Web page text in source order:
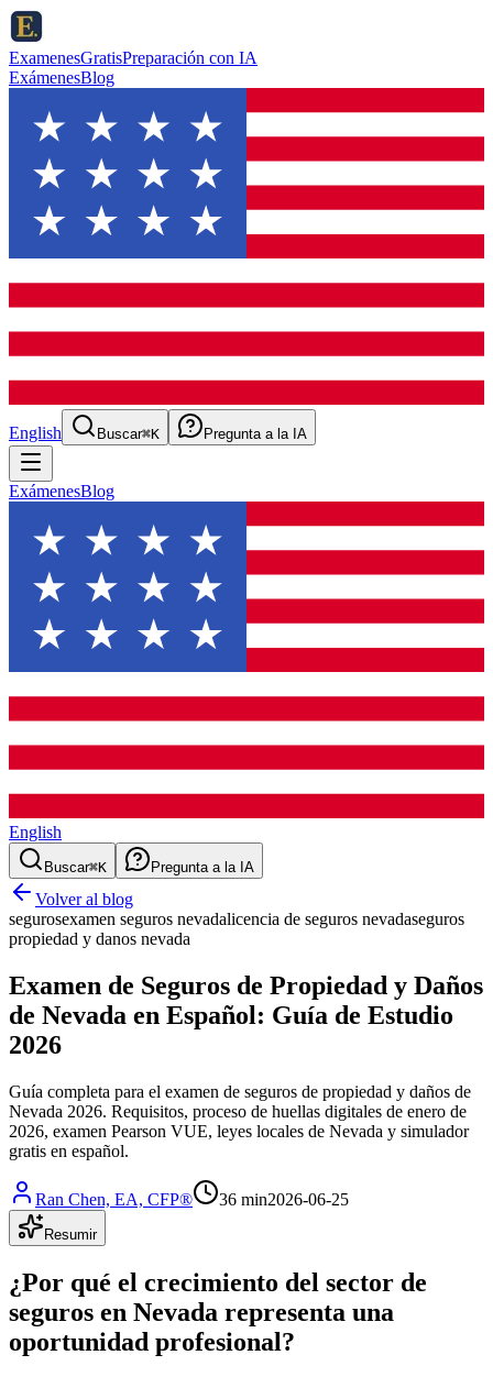
ExamenesGratisPreparación con IA
ExámenesBlog
English Buscar⌘K Pregunta a la IA
ExámenesBlog
English
Buscar⌘K Pregunta a la IA
Volver al blog
segurosexamen seguros nevadalicencia de seguros nevadaseguros
propiedad y danos nevada
Examen de Seguros de Propiedad y Daños
de Nevada en Español: Guía de Estudio
2026
Guía completa para el examen de seguros de propiedad y daños de
Nevada 2026. Requisitos, proceso de huellas digitales de enero de
2026, examen Pearson VUE, leyes locales de Nevada y simulador
gratis en español.
Ran Chen, EA, CFP® 36 min2026-06-25
Resumir
¿Por qué el crecimiento del sector de
seguros en Nevada representa una
oportunidad profesional?